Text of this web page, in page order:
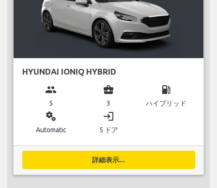
HYUNDAI IONIQ HYBRID
group
5
business_center
3
local_gas_station
ハイブリッド
miscellaneous_services
Automatic
login
5 ドア
詳細表示...